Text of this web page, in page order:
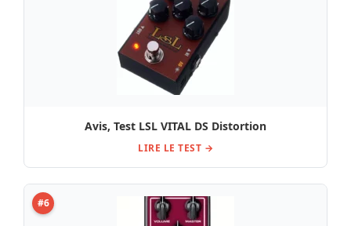
Avis, Test LSL VITAL DS Distortion
LIRE LE TEST →
#6